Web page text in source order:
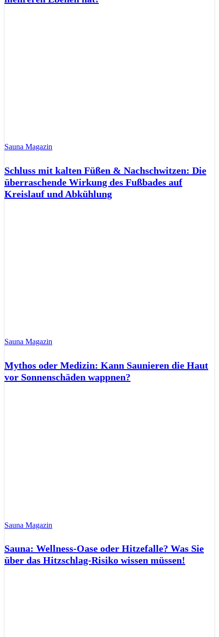
Sauna Magazin
Schluss mit kalten Füßen & Nachschwitzen: Die
überraschende Wirkung des Fußbades auf
Kreislauf und Abkühlung
Sauna Magazin
Mythos oder Medizin: Kann Saunieren die Haut
vor Sonnenschäden wappnen?
Sauna Magazin
Sauna: Wellness-Oase oder Hitzefalle? Was Sie
über das Hitzschlag-Risiko wissen müssen!